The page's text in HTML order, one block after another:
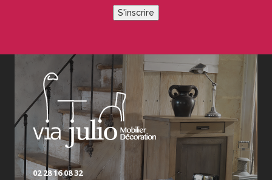
S'inscrire
02 28 16 08 32